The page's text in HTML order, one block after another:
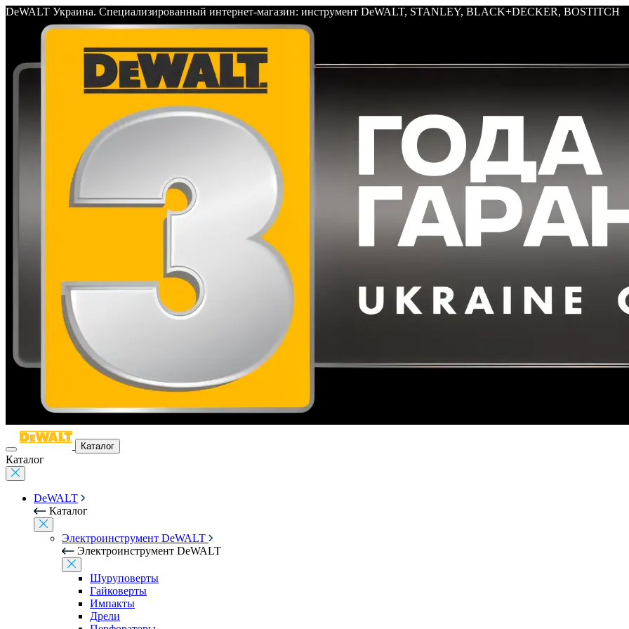
DeWALT Украина. Специализированный интернет-магазин: инструмент DeWALT, STANLEY, BLACK+DECKER, BOSTITCH
Каталог
Каталог
DeWALT
Каталог
Электроинструмент DeWALT
Электроинструмент DeWALT
Шуруповерты
Гайковерты
Импакты
Дрели